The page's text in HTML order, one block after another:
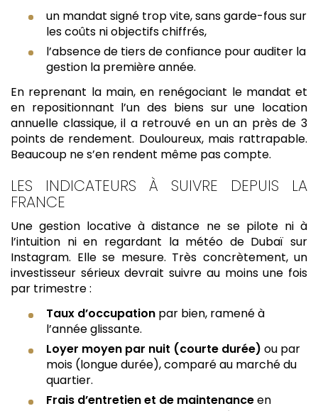
un mandat signé trop vite, sans garde-fous sur
les coûts ni objectifs chiffrés,
l’absence de tiers de confiance pour auditer la
gestion la première année.
En reprenant la main, en renégociant le mandat et
en repositionnant l’un des biens sur une location
annuelle classique, il a retrouvé en un an près de 3
points de rendement. Douloureux, mais rattrapable.
Beaucoup ne s’en rendent même pas compte.
LES INDICATEURS À SUIVRE DEPUIS LA
FRANCE
Une gestion locative à distance ne se pilote ni à
l’intuition ni en regardant la météo de Dubaï sur
Instagram. Elle se mesure. Très concrètement, un
investisseur sérieux devrait suivre au moins une fois
par trimestre :
Taux d’occupation par bien, ramené à
l’année glissante.
Loyer moyen par nuit (courte durée) ou par
mois (longue durée), comparé au marché du
quartier.
Frais d’entretien et de maintenanceen